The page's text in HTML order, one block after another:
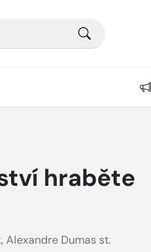
hraběte
, Alexandre Dumas st.